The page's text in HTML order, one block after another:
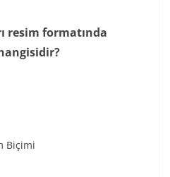
resim formatında
Biçimi